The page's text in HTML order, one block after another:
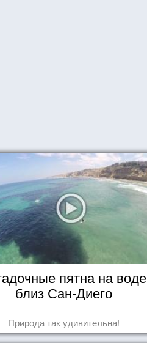
пятна на воде
близ Сан-Диего
Природа так удивительна!